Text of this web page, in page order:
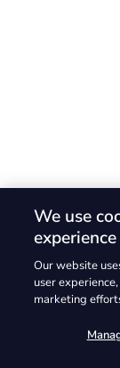
We use
experience
Our website
user
marketing